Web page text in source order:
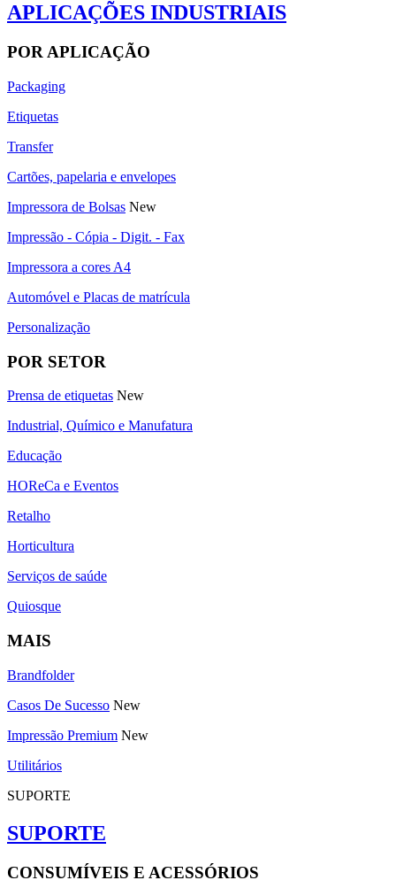
APLICAÇÕES INDUSTRIAIS
POR APLICAÇÃO
Packaging
Etiquetas
Transfer
Cartões, papelaria e envelopes
Impressora de Bolsas New
Impressão - Cópia - Digit. - Fax
Impressora a cores A4
Automóvel e Placas de matrícula
Personalização
POR SETOR
Prensa de etiquetas New
Industrial, Químico e Manufatura
Educação
HOReCa e Eventos
Retalho
Horticultura
Serviços de saúde
Quiosque
MAIS
Brandfolder
Casos De Sucesso New
Impressão Premium New
Utilitários
SUPORTE
SUPORTE
CONSUMÍVEIS E ACESSÓRIOS